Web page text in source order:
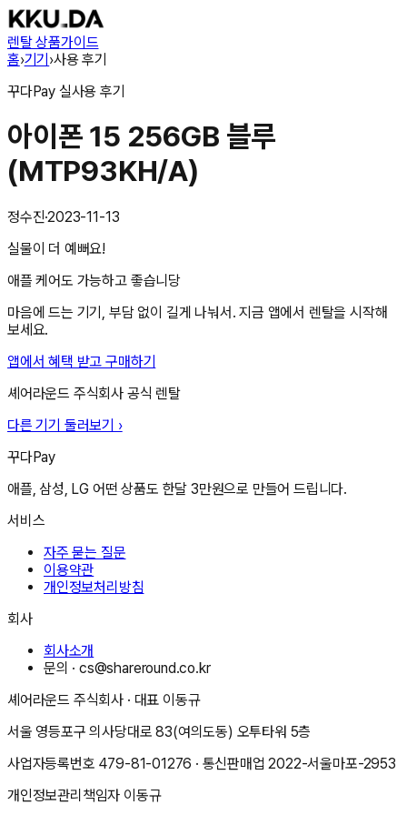
렌탈 상품가이드
홈›기기›사용 후기
꾸다Pay 실사용 후기
아이폰 15 256GB 블루
(MTP93KH/A)
정수진·2023-11-13
실물이 더 예뻐요!
애플 케어도 가능하고 좋습니당
마음에 드는 기기, 부담 없이 길게 나눠서. 지금 앱에서 렌탈을 시작해
보세요.
앱에서 혜택 받고 구매하기
셰어라운드 주식회사 공식 렌탈
다른 기기 둘러보기 ›
꾸다Pay
애플, 삼성, LG 어떤 상품도 한달 3만원으로 만들어 드립니다.
서비스
자주 묻는 질문
이용약관
개인정보처리방침
회사
회사소개
문의 ·cs@shareround.co.kr
셰어라운드 주식회사 · 대표 이동규
서울 영등포구 의사당대로 83(여의도동) 오투타워 5층
사업자등록번호 479-81-01276 · 통신판매업2022-서울마포-2953
개인정보관리책임자 이동규